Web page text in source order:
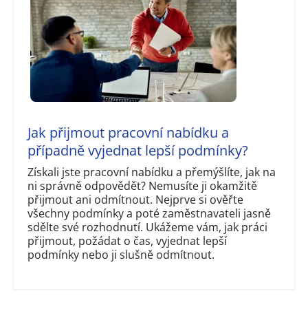
Jak přijmout pracovní nabídku a
případně vyjednat lepší podmínky?
Získali jste pracovní nabídku a přemýšlíte, jak na
ni správně odpovědět? Nemusíte ji okamžitě
přijmout ani odmítnout. Nejprve si ověřte
všechny podmínky a poté zaměstnavateli jasně
sdělte své rozhodnutí. Ukážeme vám, jak práci
přijmout, požádat o čas, vyjednat lepší
podmínky nebo ji slušně odmítnout.